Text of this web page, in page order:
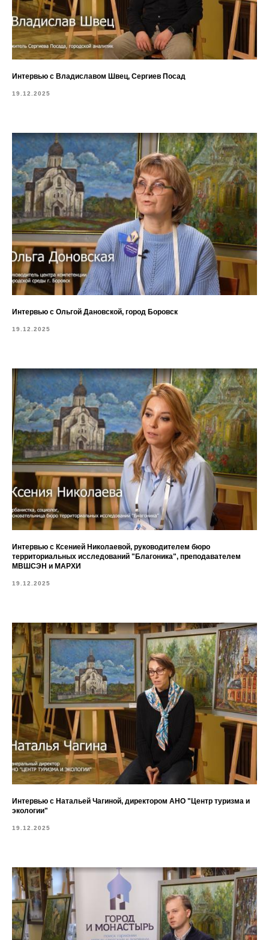
Интервью с Владиславом Швец, Сергиев Посад
19.12.2025
Интервью с Ольгой Дановской, город Боровск
19.12.2025
Интервью с Ксенией Николаевой, руководителем бюро
территориальных исследований "Благоника", преподавателем
МВШСЭН и МАРХИ
19.12.2025
Интервью с Натальей Чагиной, директором АНО "Центр туризма и
экологии"
19.12.2025